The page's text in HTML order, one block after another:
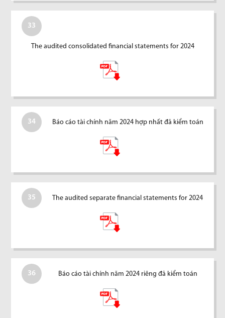
33
The audited consolidated financial statements for 2024
34 Báo cáo tài chính năm 2024 hợp nhất đã kiểm toán
35 The audited separate financial statements for 2024
36 Báo cáo tài chính năm 2024 riêng đã kiểm toán